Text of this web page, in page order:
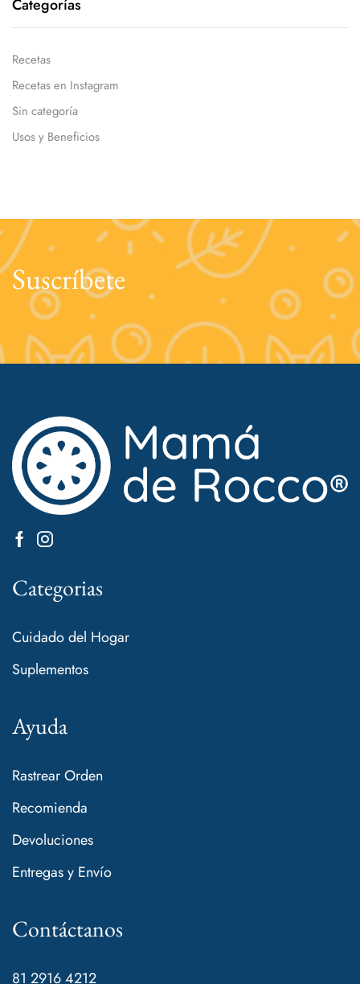
Categorías
Recetas
Recetas en Instagram
Sin categoría
Usos y Beneficios
Suscríbete
Categorias
Cuidado del Hogar
Suplementos
Ayuda
Rastrear Orden
Recomienda
Devoluciones
Entregas y Envío
Contáctanos
81 2916 4212